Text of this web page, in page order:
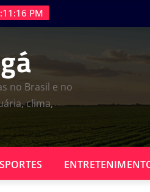
PM
no Brasil e no
clima,